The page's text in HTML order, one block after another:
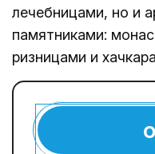
лечебницами, но и
памятниками:
ризницами и